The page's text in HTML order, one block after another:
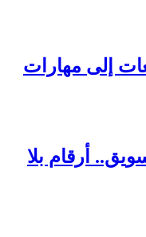
إلى مهارات
أرقام بلا